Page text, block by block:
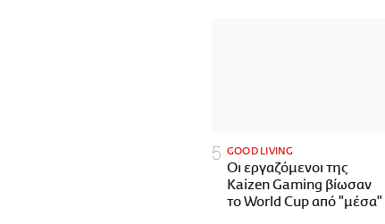
GOOD LIVING
Οι εργαζόμενοι της
Kaizen Gaming βίωσαν
το World Cup από "μέσα"